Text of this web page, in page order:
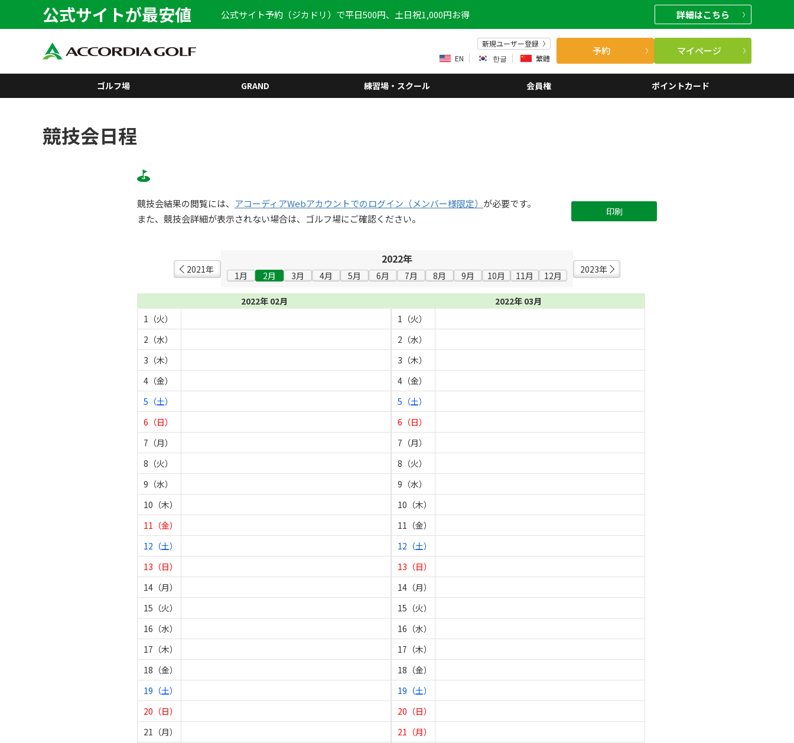
公式サイトが最安値 公式サイト予約（ジカドリ）で平日500円、土日祝1,000円お得 詳細はこちら
新規ユーザー登録
EN
한글 繁體
予約 マイページ
ゴルフ場 GRAND 練習場・スクール 会員権 ポイントカード
競技会日程
競技会結果の閲覧には、 アコーディアWebアカウントでのログイン（メンバー様限定） が必要です。
また、競技会詳細が表示されない場合は、ゴルフ場にご確認ください。
印刷
2021年
2022年
1月 2月 3月 4月 5月 6月 7月 8月 9月 10月 11月 12月
2023年
2022年 02月
1（火）
2（水）
3（木）
4（金）
5（土）
6（日）
7（月）
8（火）
9（水）
10（木）
11（金）
12（土）
13（日）
14（月）
15（火）
16（水）
17（木）
18（金）
19（土）
20（日）
21（月）
2022年 03月
1（火）
2（水）
3（木）
4（金）
5（土）
6（日）
7（月）
8（火）
9（水）
10（木）
11（金）
12（土）
13（日）
14（月）
15（火）
16（水）
17（木）
18（金）
19（土）
20（日）
21（月）